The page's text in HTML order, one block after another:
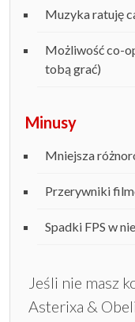
Muzyka ratuję
Możliwość co-
tobą grać)
Minusy
Mniejsza
Przerywniki
Spadki FPS w
Jeśli nie masz
Asterixa &